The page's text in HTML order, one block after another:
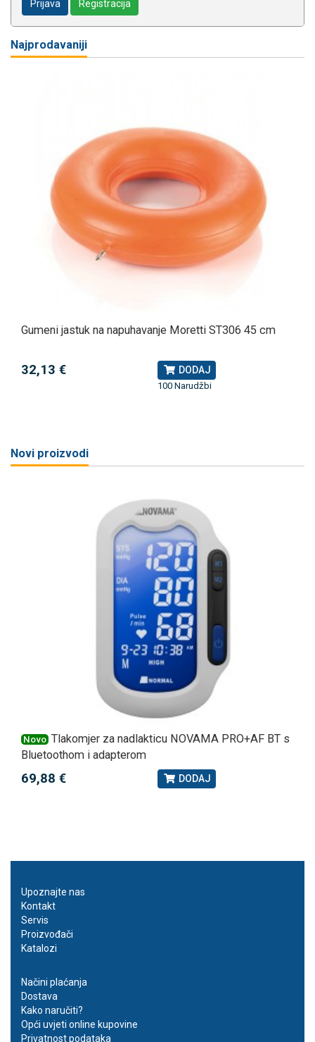
Prijava Registracija
Najprodavaniji
Gumeni jastuk na napuhavanje Moretti ST306 45 cm
32,13 € DODAJ
100 Narudžbi
Novi proizvodi
Novo Tlakomjer za nadlakticu NOVAMA PRO+AF BT s
Bluetoothom i adapterom
69,88 € DODAJ
Upoznajte nas
Kontakt
Servis
Proizvođači
Katalozi
Načini plaćanja
Dostava
Kako naručiti?
Opći uvjeti online kupovine
Privatnost podataka